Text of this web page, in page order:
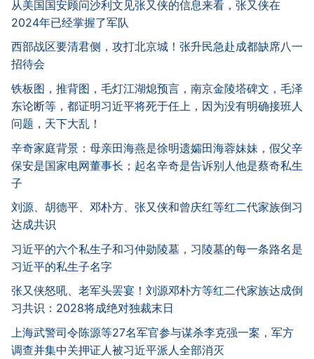
从美国国安顾问沙利文见张又侠的信息来看，张又侠在
2024年已经掌握了军队
西部战区要清君侧，攻打北京城！张升民急赴成都缺席八一
招待会
铁板图，推背图，毛灯江湖熄预言，南京金陵塔碑文，毛泽
东论断等，都证明习近平将死于任上，因为没有明确接班人
问题，天下大乱！
辛奇家庭背景：母亲田海燕是徐明遗孀田海蓉妹妹，假父辛
保安是国家电网董事长；起名辛奇是告诉别人他是蔡奇私生
子
刘源、胡德平、邓朴方、张又侠和曾庆红等红二代家族倒习
达成共识
习近平的六个私生子和习仲勋陵墓，习陵墓的每一条路名是
习近平的私生子名字
张又侠怒吼、老军头罢宴！刘源邓朴方等红二代家族达成倒
习共识：2028将成绝对独裁末日
上海武警司令陈源等27名军官参与谋杀李克强一案，军方
调查并集中关押证人被习近平派人全部消灭